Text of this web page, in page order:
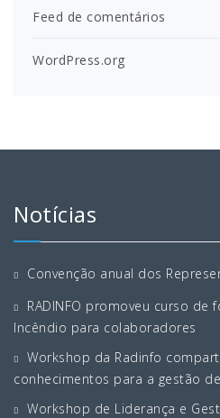
Feed de comentários
WordPress.org
Notícias
Convenção anual dos
RADINFO promoveu curso de
Incêndio para colaboradores
Workshop da Radinfo
conhecimentos para a gestão
Workshop de Liderança e